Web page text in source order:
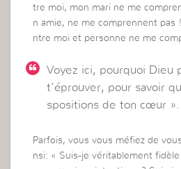
tre moi, mon mari ne me
n amie, ne me comprennent pas
ntre moi et personne ne me
Voyez ici, pourquoi Dieu
t’éprouver, pour savoir
spositions de ton cœur ».
Parfois, vous vous méfiez de
nsi: « Suis-je véritablement